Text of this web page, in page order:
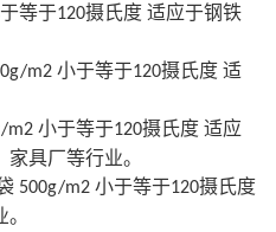
等于120摄氏度 适应于钢铁
m2 小于等于120摄氏度 适
m2 小于等于120摄氏度 适应
具厂等行业。
500g/m2 小于等于120摄氏度